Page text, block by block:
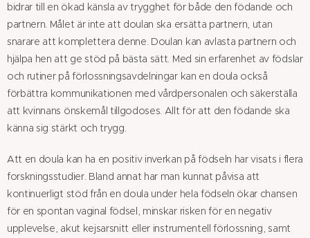
bidrar till en ökad känsla av trygghet för både den födande och
partnern. Målet är inte att doulan ska ersätta partnern, utan
snarare att komplettera denne. Doulan kan avlasta partnern och
hjälpa hen att ge stöd på bästa sätt. Med sin erfarenhet av födslar
och rutiner på förlossningsavdelningar kan en doula också
förbättra kommunikationen med vårdpersonalen och säkerställa
att kvinnans önskemål tillgodoses. Allt för att den födande ska
känna sig stärkt och trygg.
Att en doula kan ha en positiv inverkan på födseln har visats i flera
forskningsstudier. Bland annat har man kunnat påvisa att
kontinuerligt stöd från en doula under hela födseln ökar chansen
för en spontan vaginal födsel, minskar risken för en negativ
upplevelse, akut kejsarsnitt eller instrumentell förlossning, samt